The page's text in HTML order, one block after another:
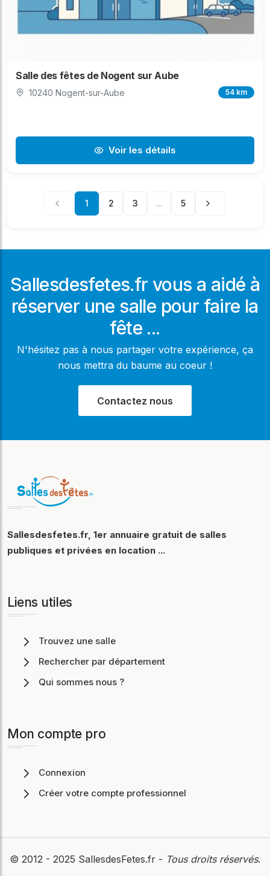
Salle des fêtes de Nogent sur Aube
10240 Nogent-sur-Aube 54 km
Voir les détails
1 2 3 ... 5
Sallesdesfetes.fr vous a aidé à
réserver une salle pour faire la
fête ...
N'hésitez pas à nous partager votre expérience, ça
nous mettra du baume au coeur !
Contactez nous
Sallesdesfetes.fr, 1er annuaire gratuit de salles
publiques et privées en location ...
Liens utiles
Trouvez une salle
Rechercher par département
Qui sommes nous ?
Mon compte pro
Connexion
Créer votre compte professionnel
© 2012 - 2025 SallesdesFetes.fr - Tous droits réservés.